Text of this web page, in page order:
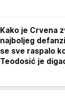
Kako je Crvena
najboljeg
se sve raspalo
Teodosić je